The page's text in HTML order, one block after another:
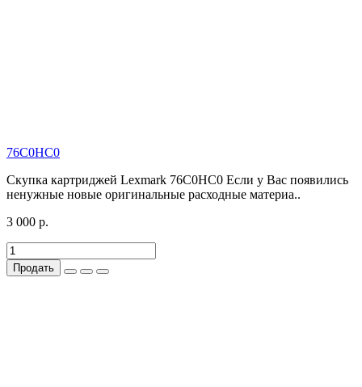
76C0HC0
Скупка картриджей Lexmark 76C0HC0 Если у Вас появились
ненужные новые оригинальные расходные материа..
3 000 р.
Продать